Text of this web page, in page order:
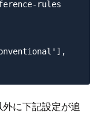
rules
に下記設定が追